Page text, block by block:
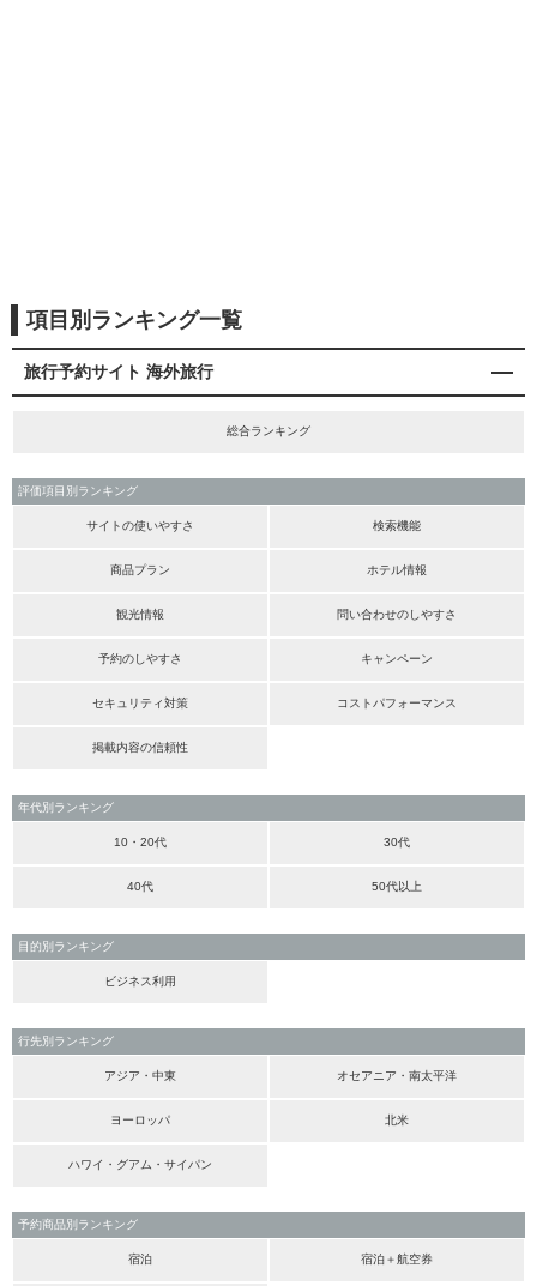
項目別ランキング一覧
旅行予約サイト 海外旅行
総合ランキング
評価項目別ランキング
サイトの使いやすさ 検索機能
商品プラン ホテル情報
観光情報 問い合わせのしやすさ
予約のしやすさ キャンペーン
セキュリティ対策 コストパフォーマンス
掲載内容の信頼性
年代別ランキング
10・20代 30代
40代 50代以上
目的別ランキング
ビジネス利用
行先別ランキング
アジア・中東 オセアニア・南太平洋
ヨーロッパ 北米
ハワイ・グアム・サイパン
予約商品別ランキング
宿泊 宿泊＋航空券